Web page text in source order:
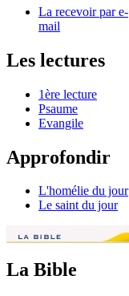
La recevoir par e-
mail
Les lectures
1ère lecture
Psaume
Evangile
Approfondir
L'homélie du jour
Le saint du jour
La Bible